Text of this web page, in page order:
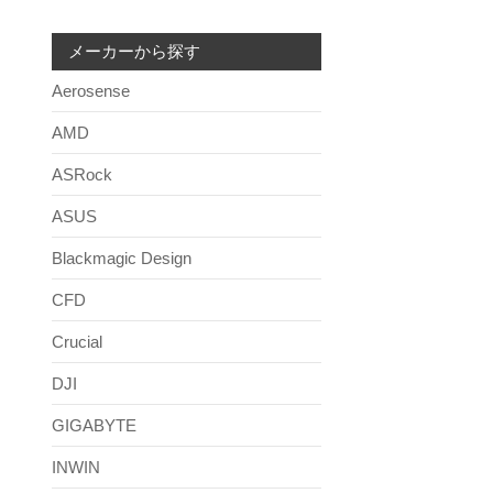
メーカーから探す
Aerosense
AMD
ASRock
ASUS
Blackmagic Design
CFD
Crucial
DJI
GIGABYTE
INWIN